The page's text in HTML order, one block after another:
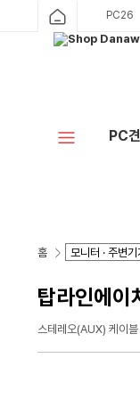
PC26
PC
홈
탑라인에
스테레오(AUX) 케이블